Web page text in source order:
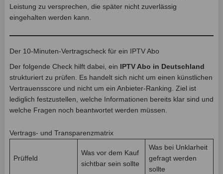
Leistung zu versprechen, die später nicht zuverlässig
eingehalten werden kann.
Der 10-Minuten-Vertragscheck für ein IPTV Abo
Der folgende Check hilft dabei, ein
IPTV Abo in Deutschland
strukturiert zu prüfen. Es handelt sich nicht um einen künstlichen
Vertrauensscore und nicht um ein Anbieter-Ranking. Ziel ist
lediglich festzustellen, welche Informationen bereits klar sind und
welche Fragen noch beantwortet werden müssen.
Vertrags- und Transparenzmatrix
Prüffeld
Was vor dem Kauf
sichtbar sein sollte
Was bei Unklarheit
gefragt werden
sollte